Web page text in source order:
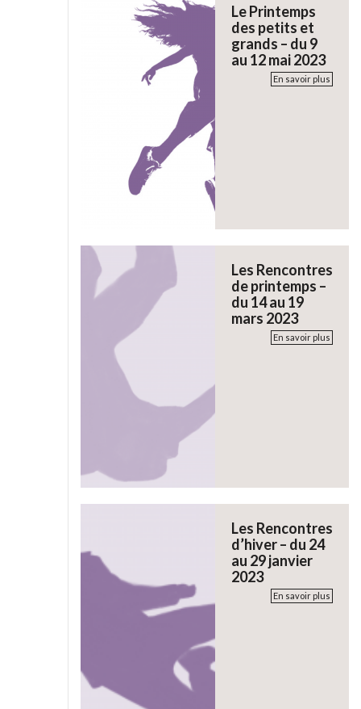
Le Printemps
des petits et
grands – du 9
au 12 mai 2023
En savoir plus
Les Rencontres
de printemps –
du 14 au 19
mars 2023
En savoir plus
Les Rencontres
d’hiver – du 24
au 29 janvier
2023
En savoir plus